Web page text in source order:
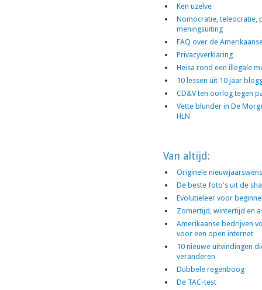
Ken uzelve
Nomocratie, teleocratie,
meningsuiting
FAQ over de
Privacyverklaring
Heisa rond een illegale
10 lessen uit 10 jaar
CD&V ten oorlog tegen
Vette blunder in De
HLN
Van altijd:
Originele
De beste foto's uit de
Evolutieleer voor
Zomertijd, wintertijd en
Amerikaanse bedrijven
voor een open internet
10 nieuwe uitvindingen
veranderen
Dubbele regenboog
De TAC-test